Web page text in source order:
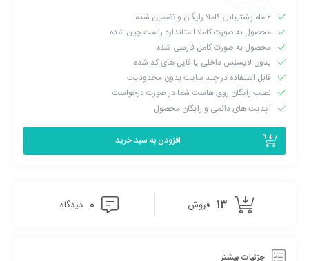
۶ ماه پشتیبانی کاملا رایگان و تضمین شده
محصول به صورت کاملا استاندارد راست چین شده
محصول به صورت کامل فارسی شده
بدون لایسنس داخلی یا فایل های کد شده
قابل استفاده در چند سایت بدون محدودیت
نصب رایگان روی هاست شما در صورت درخواست
آپدیت های دائمی و رایگان محصول
افزودن به سبد خرید
13 فروش 0 دیدگاه
جزئیات بیشتر